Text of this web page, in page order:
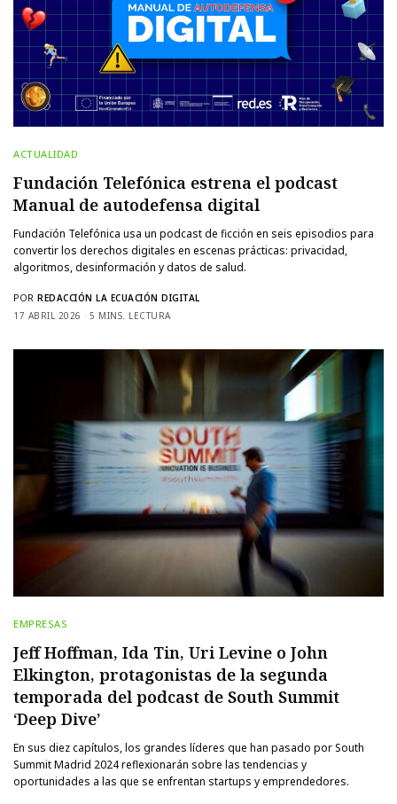
ACTUALIDAD
Fundación Telefónica estrena el podcast
Manual de autodefensa digital
Fundación Telefónica usa un podcast de ficción en seis episodios para
convertir los derechos digitales en escenas prácticas: privacidad,
algoritmos, desinformación y datos de salud.
POR REDACCIÓN LA ECUACIÓN DIGITAL
17 ABRIL 2026
5 MINS. LECTURA
EMPRESAS
Jeff Hoffman, Ida Tin, Uri Levine o John
Elkington, protagonistas de la segunda
temporada del podcast de South Summit
‘Deep Dive’
En sus diez capítulos, los grandes líderes que han pasado por South
Summit Madrid 2024 reflexionarán sobre las tendencias y
oportunidades a las que se enfrentan startups y emprendedores.